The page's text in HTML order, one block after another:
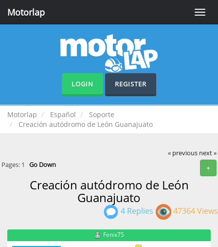
Toggle
Motorlap
LOGIN REGISTER
Motorlap Español
Soporte
Creación autódromo de León Guanajuato
« previous next »
+
Pages: 1 Go Down
Creación autódromo de León
Guanajuato
4 Replies 47364 Views
Fenix75